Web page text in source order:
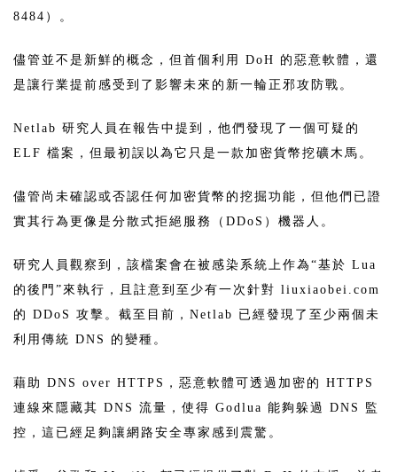
8484）。
儘管並不是新鮮的概念，但首個利用 DoH 的惡意軟體，還
是讓行業提前感受到了影響未來的新一輪正邪攻防戰。
Netlab 研究人員在報告中提到，他們發現了一個可疑的
ELF 檔案，但最初誤以為它只是一款加密貨幣挖礦木馬。
儘管尚未確認或否認任何加密貨幣的挖掘功能，但他們已證
實其行為更像是分散式拒絕服務（DDoS）機器人。
研究人員觀察到，該檔案會在被感染系統上作為“基於 Lua
的後門”來執行，且註意到至少有一次針對 liuxiaobei.com
的 DDoS 攻擊。截至目前，Netlab 已經發現了至少兩個未
利用傳統 DNS 的變種。
藉助 DNS over HTTPS，惡意軟體可透過加密的 HTTPS
連線來隱藏其 DNS 流量，使得 Godlua 能夠躲過 DNS 監
控，這已經足夠讓網路安全專家感到震驚。